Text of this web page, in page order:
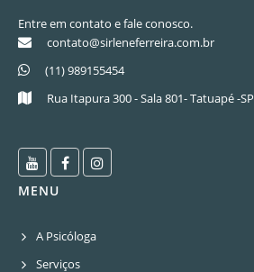
Entre em contato e fale conosco.
contato@sirleneferreira.com.br
(11) 989155454
Rua Itapura 300 - Sala 801- Tatuapé -SP
MENU
A Psicóloga
Serviços